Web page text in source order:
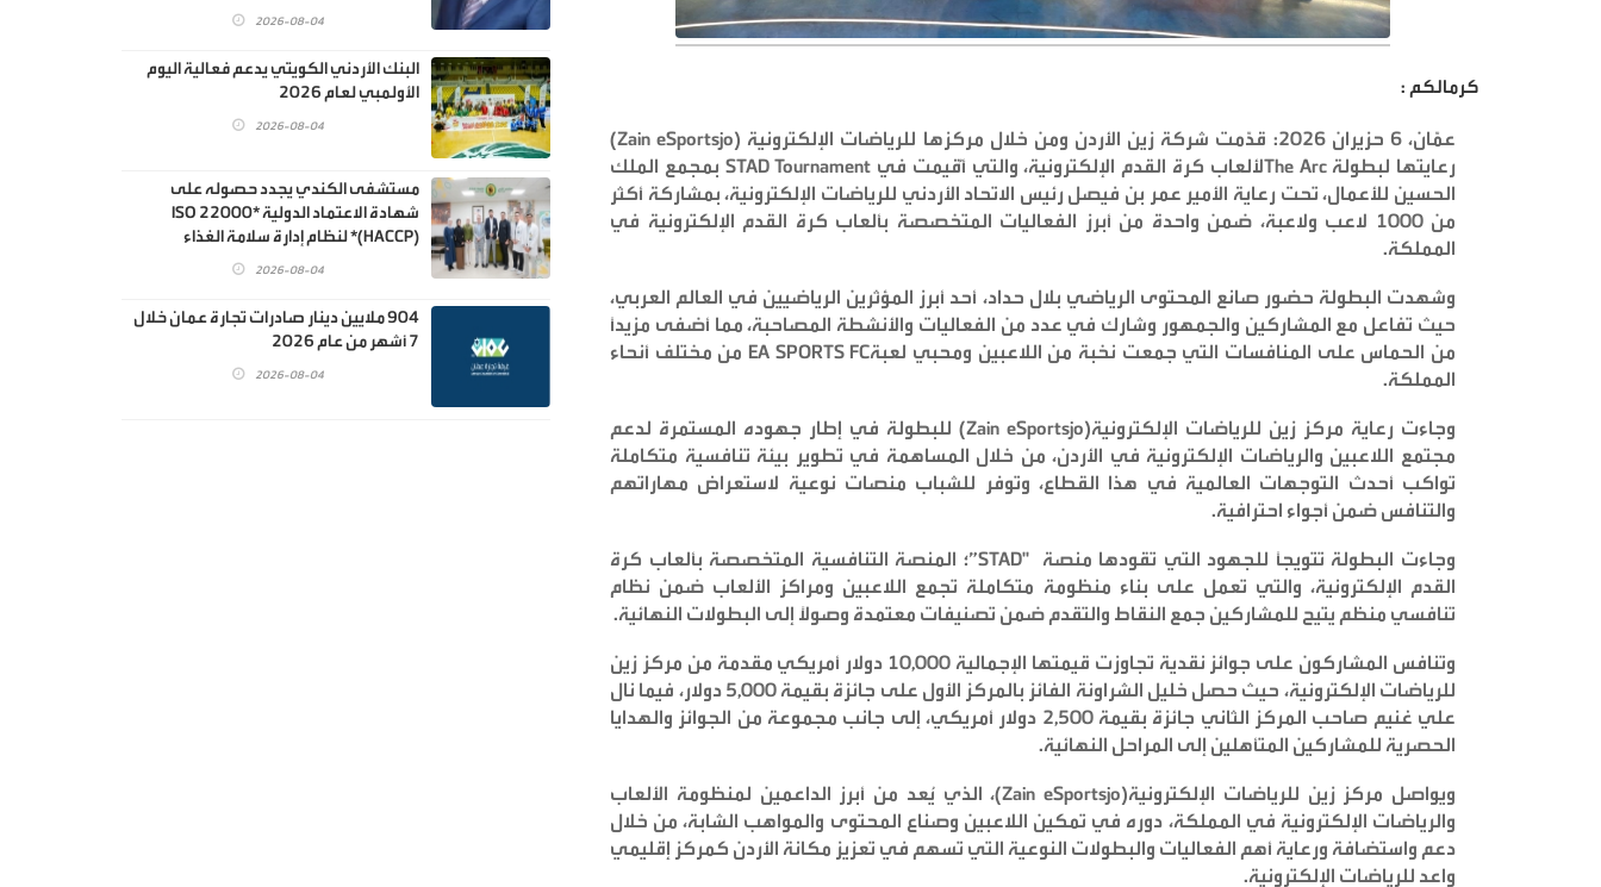
كرمالكم :
عمّان، 6 حزيران 2026: قدّمت شركة زين الأردن ومن خلال مركزها للرياضات الإلكترونية
(Zain eSportsjo)
رعايتها لبطولة STAD Tournament لألعاب كرة القدم الإلكترونية، والتي أُقيمت فيThe Arc
بمجمع الملك
الحسين للأعمال، تحت رعاية الأمير عمر بن فيصل رئيس الاتحاد الأردني للرياضات الإلكترونية، بمشاركة أكثر
من 1000 لاعب ولاعبة، ضمن واحدة من أبرز الفعاليات المتخصصة بألعاب كرة القدم الإلكترونية في
المملكة.
وشهدت البطولة حضور صانع المحتوى الرياضي بلال حداد، أحد أبرز المؤثرين الرياضيين في العالم العربي،
حيث تفاعل مع المشاركين والجمهور وشارك في عدد من الفعاليات والأنشطة المصاحبة، مما أضفى مزيداً
من الحماس على المنافسات التي جمعت نخبة من اللاعبين ومحبي لعبةEA SPORTS FC من مختلف أنحاء
المملكة.
وجاءت رعاية مركز زين للرياضات الإلكترونية(Zain eSportsjo)
للبطولة في إطار جهوده المستمرة لدعم
مجتمع اللاعبين والرياضات الإلكترونية في الأردن، من خلال المساهمة في تطوير بيئة تنافسية متكاملة
تواكب أحدث التوجهات العالمية في هذا القطاع، وتوفر للشباب منصات نوعية لاستعراض مهاراتهم
والتنافس ضمن أجواء احترافية.
وجاءت البطولة تتويجاً للجهود التي تقودها منصة "STAD”
؛ المنصة التنافسية المتخصصة بألعاب كرة
القدم الإلكترونية، والتي تعمل على بناء منظومة متكاملة تجمع اللاعبين ومراكز الألعاب ضمن نظام
تنافسي منظم يتيح للمشاركين جمع النقاط والتقدم ضمن تصنيفات معتمدة وصولاً إلى البطولات النهائية.
وتنافس المشاركون على جوائز نقدية تجاوزت قيمتها الإجمالية 10,000 دولار أمريكي مقدمة من مركز زين
للرياضات الإلكترونية، حيث حصل خليل الشراونة الفائز بالمركز الأول على جائزة بقيمة 5,000 دولار، فيما نال
علي غنيم صاحب المركز الثاني جائزة بقيمة 2,500 دولار أمريكي، إلى جانب مجموعة من الجوائز والهدايا
الحصرية للمشاركين المتأهلين إلى المراحل النهائية.
ويواصل مركز زين للرياضات الإلكترونية(Zain eSportsjo)
، الذي يُعد من أبرز الداعمين لمنظومة الألعاب
والرياضات الإلكترونية في المملكة، دوره في تمكين اللاعبين وصناع المحتوى والمواهب الشابة، من خلال
دعم واستضافة ورعاية أهم الفعاليات والبطولات النوعية التي تسهم في تعزيز مكانة الأردن كمركز إقليمي
واعد للرياضات الإلكترونية.
2026-08-04
البنك الأردني الكويتي يدعم فعالية اليوم
الأولمبي لعام 2026
2026-08-04
مستشفى الكندي يجدد حصوله على
شهادة الاعتماد الدولية *ISO 22000
(HACCP)* لنظام إدارة سلامة الغذاء
2026-08-04
904 ملايين دينار صادرات تجارة عمان خلال
7 أشهر من عام 2026
2026-08-04